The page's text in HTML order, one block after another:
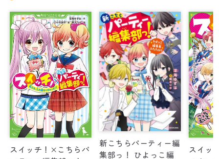
スイッチ！×こちらパ
新こちらパーティー編
集部っ！ ひよっこ編
スイッ